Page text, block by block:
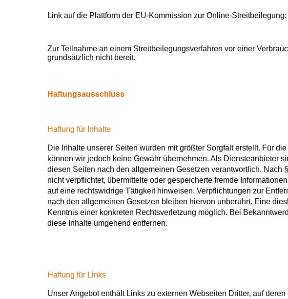
Link auf die Plattform der EU-Kommission zur Online-Streitbeilegung:
Zur Teilnahme an einem Streitbeilegungsverfahren vor einer
grundsätzlich nicht bereit.
Haftungsausschluss
Haftung für Inhalte
Die Inhalte unserer Seiten wurden mit größter Sorgfalt erstellt. Für
können wir jedoch keine Gewähr übernehmen. Als Diensteanbieter
diesen Seiten nach den allgemeinen Gesetzen verantwortlich. Nach
nicht verpflichtet, übermittelte oder gespeicherte fremde
auf eine rechtswidrige Tätigkeit hinweisen. Verpflichtungen zur
nach den allgemeinen Gesetzen bleiben hiervon unberührt. Eine
Kenntnis einer konkreten Rechtsverletzung möglich. Bei
diese Inhalte umgehend entfernen.
Haftung für Links
Unser Angebot enthält Links zu externen Webseiten Dritter, auf